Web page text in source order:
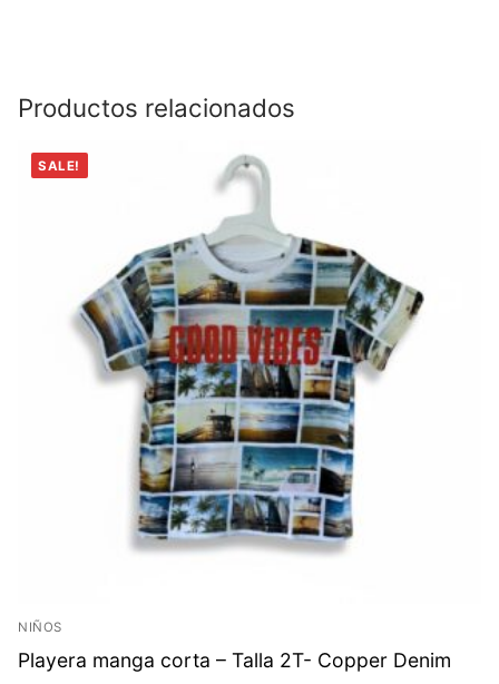
Productos relacionados
SALE!
NIÑOS
Playera manga corta – Talla 2T- Copper Denim